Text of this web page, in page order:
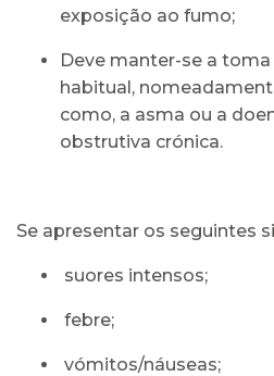
exposição ao fumo;
Deve manter-se a
habitual,
como, a asma ou a
obstrutiva crónica.
Se apresentar os seguintes
suores intensos;
febre;
vómitos/náuseas;